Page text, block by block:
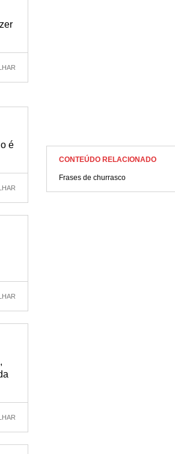
é
CONTEÚDO RELACIONADO
Frases de churrasco